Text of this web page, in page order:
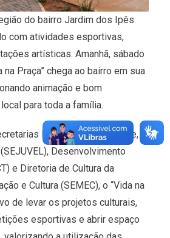
do bairro Jardim dos Ipês
com atividades esportivas,
artísticas. Amanhã, sábado
na Praça” chega ao bairro em sua
animação e bom
para toda a família.
Municipais de Esporte,
Desenvolvimento
e Diretoria de Cultura da
e Cultura (SEMEC), o “Vida na
de levar os projetos culturais,
esportivas e abrir espaço